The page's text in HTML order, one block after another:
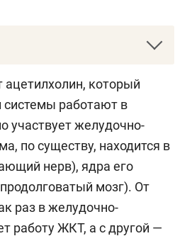
РТ. Родом из
— электронного
612 работ в
(две из них в
получил 18 авторских
Пять лет (с
в Монголии.
который
системы работают в
участвует желудочно-
по существу, находится в
нерв), ядра его
мозг). От
раз в желудочно-
работу ЖКТ, а с другой —